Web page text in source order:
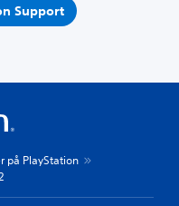
Support
på PlayStation